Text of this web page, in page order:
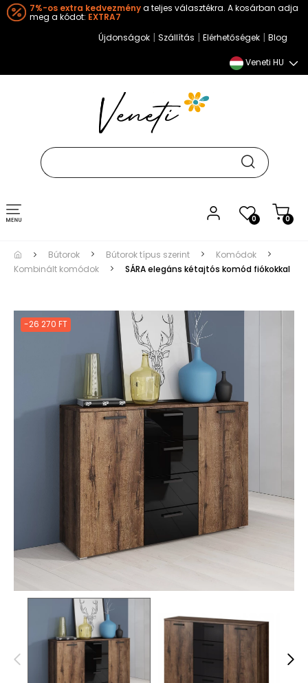
7%-os extra kedvezménya teljes választékra. A kosárban adja
meg a kódot: EXTRA7
Újdonságok | Szállítás | Elérhetőségek | Blog
Veneti HU
0 0
Toggle
navigation
Bútorok Bútorok típus szerint
Komódok
Kombinált komódok
SÁRA elegáns kétajtós komód fiókokkal
-26 270 FT